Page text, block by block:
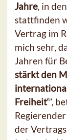
Jahre, in
stattfinden
Vertrag im
mich sehr,
Jahren für
stärkt den
Freiheit‘”,
der